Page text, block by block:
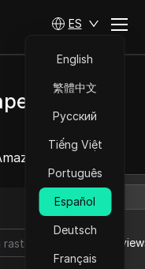
ES
English
繁體中文
Русский
Tiếng Việt
Português
Español
Deutsch
Français
gratis
Amazon
Ebay
Lazada